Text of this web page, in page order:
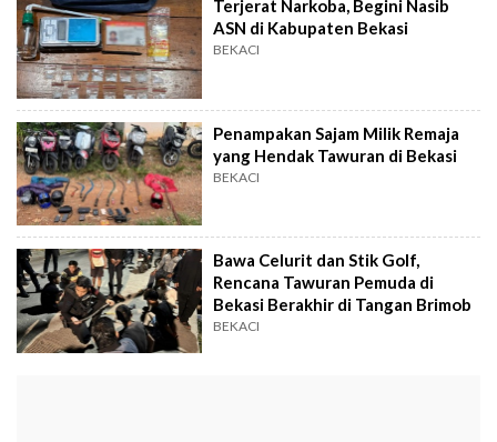
Terjerat Narkoba, Begini Nasib
ASN di Kabupaten Bekasi
BEKACI
Penampakan Sajam Milik Remaja
yang Hendak Tawuran di Bekasi
BEKACI
Bawa Celurit dan Stik Golf,
Rencana Tawuran Pemuda di
Bekasi Berakhir di Tangan Brimob
BEKACI